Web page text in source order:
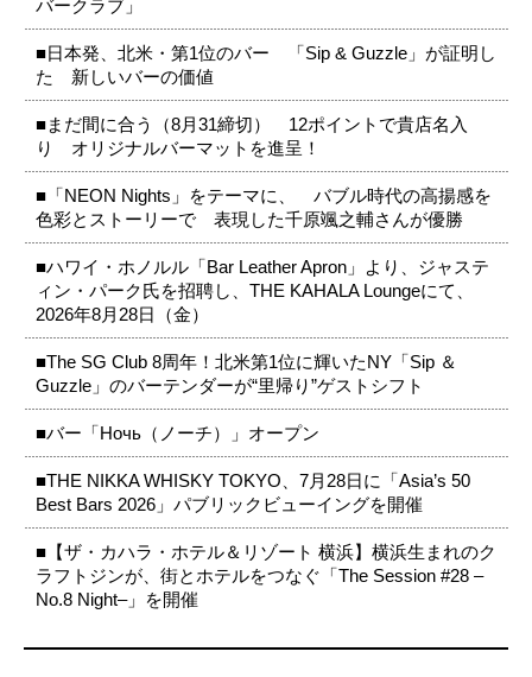
バークラブ」
■日本発、北米・第1位のバー 「Sip & Guzzle」が証明し
た 新しいバーの価値
■まだ間に合う（8月31締切） 12ポイントで貴店名入
り オリジナルバーマットを進呈！
■「NEON Nights」をテーマに、 バブル時代の高揚感を
色彩とストーリーで 表現した千原颯之輔さんが優勝
■ハワイ・ホノルル「Bar Leather Apron」より、ジャステ
ィン・パーク氏を招聘し、THE KAHALA Loungeにて、
2026年8月28日（金）
■The SG Club 8周年！北米第1位に輝いたNY「Sip ＆
Guzzle」のバーテンダーが“里帰り”ゲストシフト
■バー「Ночь（ノーチ）」オープン
■THE NIKKA WHISKY TOKYO、7月28日に「Asia’s 50
Best Bars 2026」パブリックビューイングを開催
■【ザ・カハラ・ホテル＆リゾート 横浜】横浜生まれのク
ラフトジンが、街とホテルをつなぐ「The Session #28 –
No.8 Night–」を開催